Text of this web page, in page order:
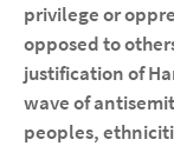
privilege or
opposed to
justification of
wave of
peoples,